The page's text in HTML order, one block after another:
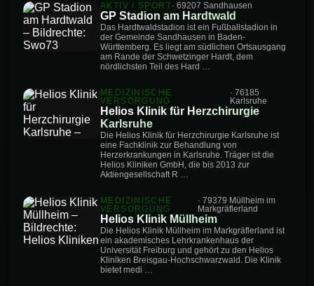
AKTIV / SPORT· 69207 Sandhausen
GP Stadion am Hardtwald
Das Hardtwaldstadion ist ein Fußballstadion in
der Gemeinde Sandhausen in Baden-
Württemberg. Es liegt am südlichen Ortsausgang
am Rande der Schwetzinger Hardt, dem
nördlichsten Teil des Hard …
MEDIZINISCHE
VERSORGUNG
· 76185
Karlsruhe
Helios Klinik für Herzchirurgie
Karlsruhe
Die Helios Klinik für Herzchirurgie Karlsruhe ist
eine Fachklinik zur Behandlung von
Herzerkrankungen in Karlsruhe. Träger ist die
Helios Kliniken GmbH, die bis 2013 zur
Aktiengesellschaft R …
MEDIZINISCHE
VERSORGUNG
· 79379 Müllheim im
Markgräflerland
Helios Klinik Müllheim
Die Helios Klinik Müllheim im Markgräflerland ist
ein akademisches Lehrkrankenhaus der
Universität Freiburg und gehört zu den Helios
Kliniken Breisgau-Hochschwarzwald. Die Klinik
bietet medi …